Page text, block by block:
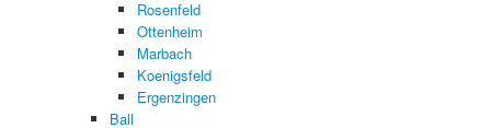
Rosenfeld
Ottenheim
Marbach
Koenigsfeld
Ergenzingen
Ball